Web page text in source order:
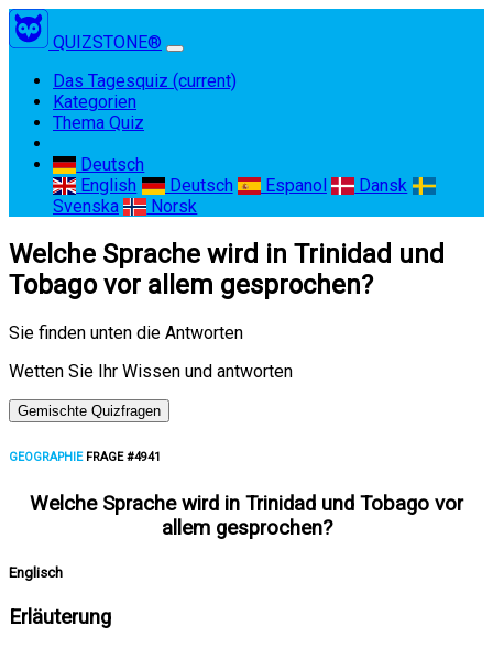
QUIZSTONE®
Das Tagesquiz (current)
Kategorien
Thema Quiz
Deutsch
English
Deutsch Espanol
Dansk
Svenska
Norsk
Welche Sprache wird in Trinidad und
Tobago vor allem gesprochen?
Sie finden unten die Antworten
Wetten Sie Ihr Wissen und antworten
Gemischte Quizfragen
GEOGRAPHIEFRAGE #4941
Welche Sprache wird in Trinidad und Tobago vor
allem gesprochen?
Englisch
Erläuterung